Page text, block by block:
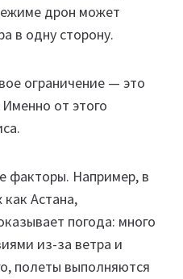
дрон может
в одну сторону.
ограничение — это
от этого
факторы. Например, в
как Астана,
погода: много
из-за ветра и
полеты выполняются